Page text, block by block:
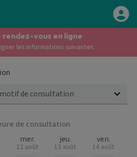
rendez-vous en ligne
les informations suivantes
de consultation
de consultation
mer.
12 août
jeu.
13 août
ven.
14 août